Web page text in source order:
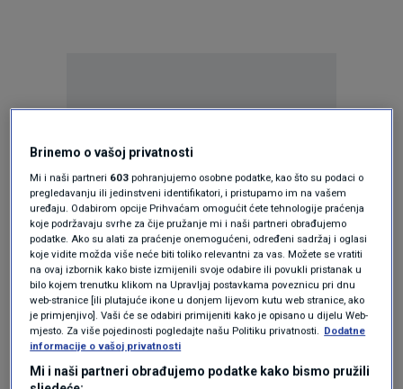
Brinemo o vašoj privatnosti
Mi i naši partneri 603 pohranjujemo osobne podatke, kao što su podaci o
pregledavanju ili jedinstveni identifikatori, i pristupamo im na vašem
uređaju. Odabirom opcije Prihvaćam omogućit ćete tehnologije praćenja
koje podržavaju svrhe za čije pružanje mi i naši partneri obrađujemo
podatke. Ako su alati za praćenje onemogućeni, određeni sadržaj i oglasi
koje vidite možda više neće biti toliko relevantni za vas. Možete se vratiti
na ovaj izbornik kako biste izmijenili svoje odabire ili povukli pristanak u
bilo kojem trenutku klikom na Upravljaj postavkama poveznicu pri dnu
web-stranice [ili plutajuće ikone u donjem lijevom kutu web stranice, ako
je primjenjivo]. Vaši će se odabiri primijeniti kako je opisano u dijelu Web-
mjesto. Za više pojedinosti pogledajte našu Politiku privatnosti.
Dodatne
informacije o vašoj privatnosti
Mi i naši partneri obrađujemo podatke kako bismo pružili